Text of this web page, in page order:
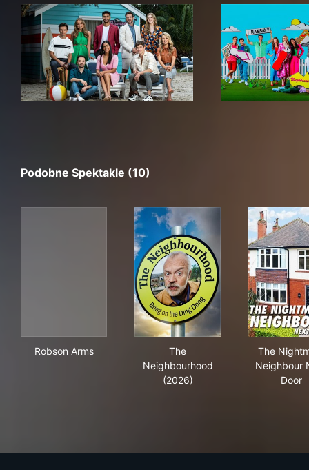
Podobne Spektakle (10)
Robson Arms
The
Neighbourhood
(2026)
The
Neighbour
Door